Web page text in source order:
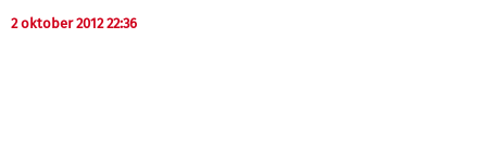
2 oktober 2012 22:36